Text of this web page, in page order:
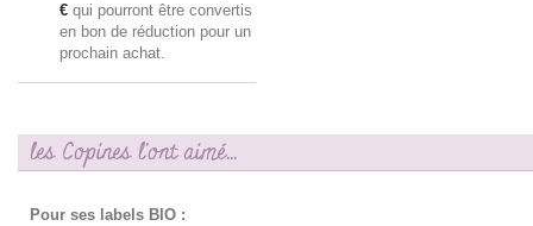
€ qui pourront être convertis
en bon de réduction pour un
prochain achat.
les Copines l'ont aimé...
Pour ses labels BIO :